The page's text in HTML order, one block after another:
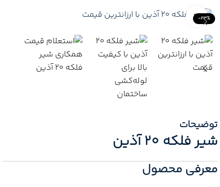
-23%
Click to enlarge
توضیحات
شیر فلکه 20 آذین
معرفی محصول